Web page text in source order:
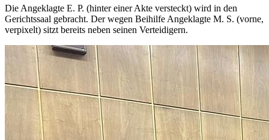
Die Angeklagte E. P. (hinter einer Akte versteckt) wird in den
Gerichtssaal gebracht. Der wegen Beihilfe Angeklagte M. S. (vorne,
verpixelt) sitzt bereits neben seinen Verteidigern.